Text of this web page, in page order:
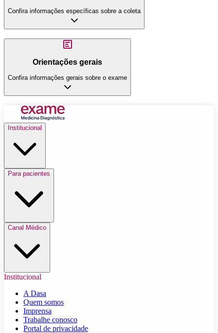
Confira informações específicas sobre a coleta
Orientações gerais
Confira informações gerais sobre o exame
Institucional
Para pacientes
Canal Médico
Institucional
A Dasa
Quem somos
Imprensa
Trabalhe conosco
Portal de privacidade